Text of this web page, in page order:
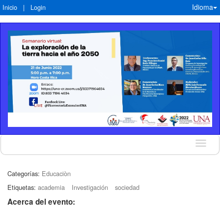
Inicio | Login Idioma
Idioma
Categorías: Educaciòn
Etiquetas: academia Investigación sociedad
Acerca del evento: